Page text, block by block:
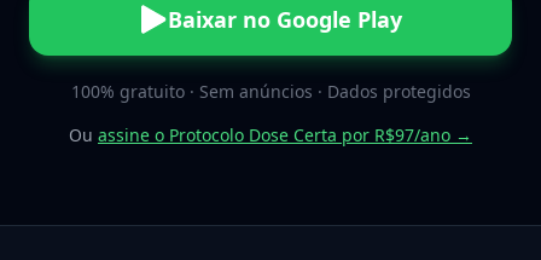
Baixar no Google Play
100% gratuito · Sem anúncios · Dados protegidos
Ou assine o Protocolo Dose Certa por R$97/ano →